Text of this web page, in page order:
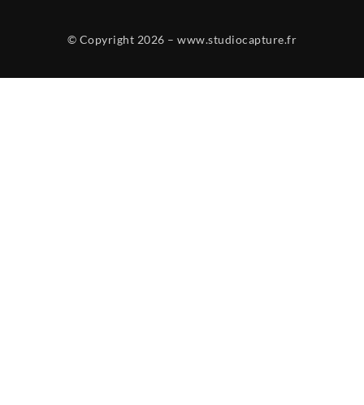
© Copyright 2026 – www.studiocapture.fr